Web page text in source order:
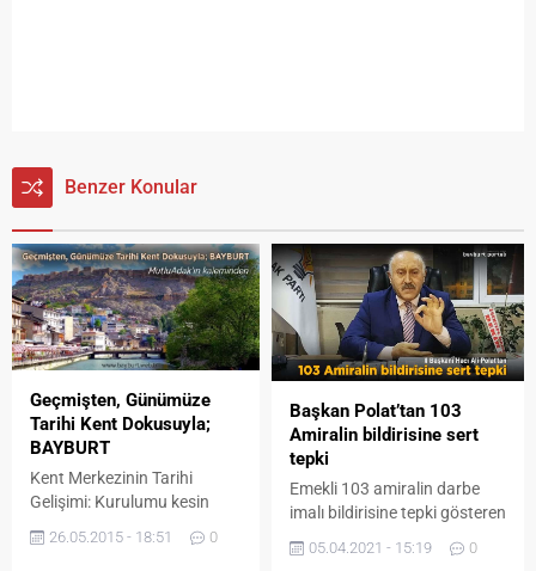
Benzer Konular
Geçmişten, Günümüze
Tarihi Kent Dokusuyla;
BAYBURT
Kent Merkezinin Tarihi
Gelişimi: Kurulumu kesin
bilinmemekle beraber M.Ö.
2500-3000 yıllarına kadar
26.05.2015 - 18:51 0
Başkan Polat’tan 103
Amiralin bildirisine sert
tepki
Emekli 103 amiralin darbe
imalı bildirisine tepki gösteren
Hacı Ali Polat: “Milletimiz,
05.04.2021 - 15:19 0